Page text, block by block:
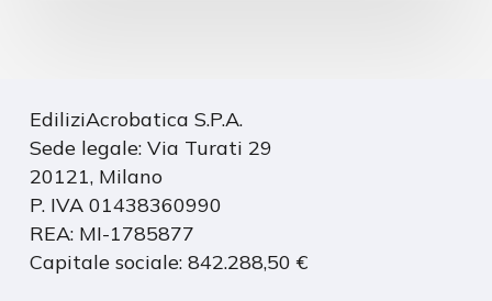
EdiliziAcrobatica S.P.A.
Sede legale: Via Turati 29
20121, Milano
P. IVA 01438360990
REA: MI-1785877
Capitale sociale: 842.288,50 €